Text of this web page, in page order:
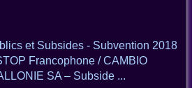
et Subsides - Subvention 2018
Francophone / CAMBIO
SA – Subside ...